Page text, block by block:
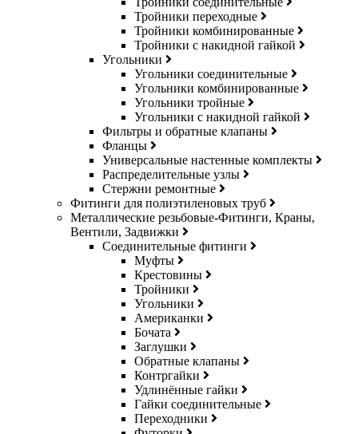
Тройники переходные
Тройники комбинированные
Тройники с накидной гайкой
Угольники
Угольники соединительные
Угольники комбинированные
Угольники тройные
Угольники с накидной гайкой
Фильтры и обратные клапаны
Фланцы
Универсальные настенные комплекты
Распределительные узлы
Стержни ремонтные
Фитинги для полиэтиленовых труб
Металлические резьбовые-Фитинги, Краны,
Вентили, Задвижки
Соединительные фитинги
Муфты
Крестовины
Тройники
Угольники
Американки
Бочата
Заглушки
Обратные клапаны
Контргайки
Удлинённые гайки
Гайки соединительные
Переходники